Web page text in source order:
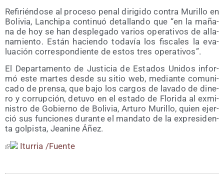
Refi­rién­do­se al pro­ce­so penal diri­gi­do con­tra Muri­llo en
Boli­via, Lan­chi­pa con­ti­nuó deta­llan­do que “en la maña­
na de hoy se han des­ple­ga­do varios ope­ra­ti­vos de alla­
na­mien­to. Están hacien­do toda­vía los fis­ca­les la eva­
lua­ción corres­pon­dien­te de estos tres operativos”.
El Depar­ta­men­to de Jus­ti­cia de Esta­dos Uni­dos infor­
mó este mar­tes des­de su sitio web, median­te comu­ni­
ca­do de pren­sa, que bajo los car­gos de lava­do de dine­
ro y corrup­ción, detu­vo en el esta­do de Flo­ri­da al exmi­
nis­tro de Gobierno de Boli­via, Artu­ro Muri­llo, quien ejer­
ció sus fun­cio­nes duran­te el man­da­to de la expre­si­den­
ta gol­pis­ta, Jea­ni­ne Áñez.
Itu­rria /​Fuen­te